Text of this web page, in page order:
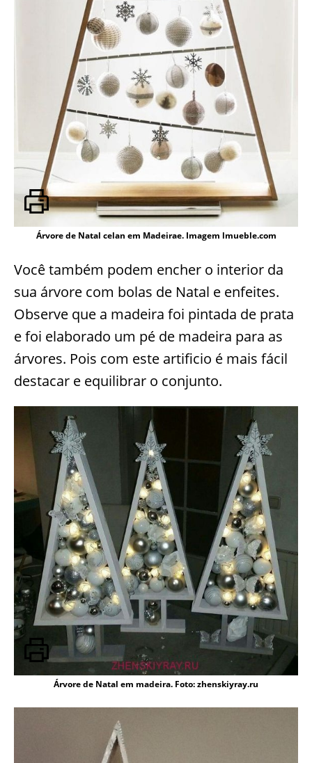
Árvore de Natal celan em Madeirae. Imagem lmueble.com
Você também podem encher o interior da
sua árvore com bolas de Natal e enfeites.
Observe que a madeira foi pintada de prata
e foi elaborado um pé de madeira para as
árvores. Pois com este artificio é mais fácil
destacar e equilibrar o conjunto.
Árvore de Natal em madeira. Foto: zhenskiyray.ru